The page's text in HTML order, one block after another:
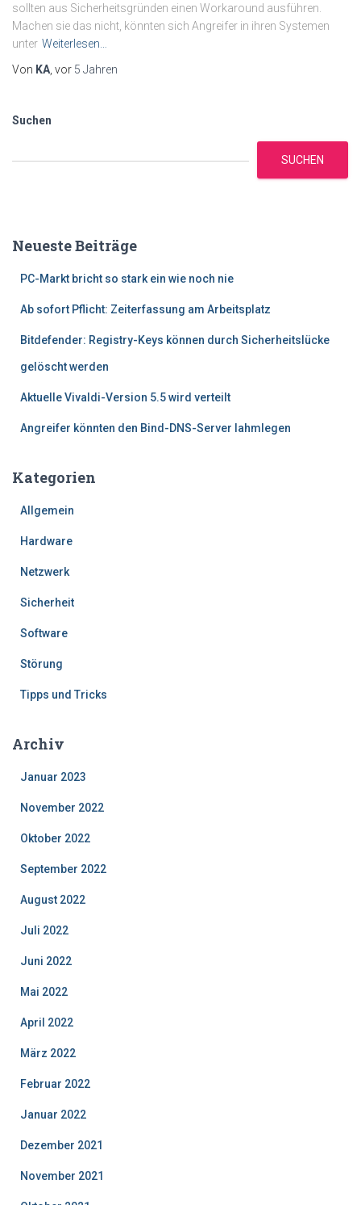
sollten aus Sicherheitsgründen einen Workaround ausführen.
Machen sie das nicht, könnten sich Angreifer in ihren Systemen
unter Weiterlesen…
Von KA , vor 5 Jahren
Suchen
SUCHEN
Neueste Beiträge
PC-Markt bricht so stark ein wie noch nie
Ab sofort Pflicht: Zeiterfassung am Arbeitsplatz
Bitdefender: Registry-Keys können durch Sicherheitslücke
gelöscht werden
Aktuelle Vivaldi-Version 5.5 wird verteilt
Angreifer könnten den Bind-DNS-Server lahmlegen
Kategorien
Allgemein
Hardware
Netzwerk
Sicherheit
Software
Störung
Tipps und Tricks
Archiv
Januar 2023
November 2022
Oktober 2022
September 2022
August 2022
Juli 2022
Juni 2022
Mai 2022
April 2022
März 2022
Februar 2022
Januar 2022
Dezember 2021
November 2021